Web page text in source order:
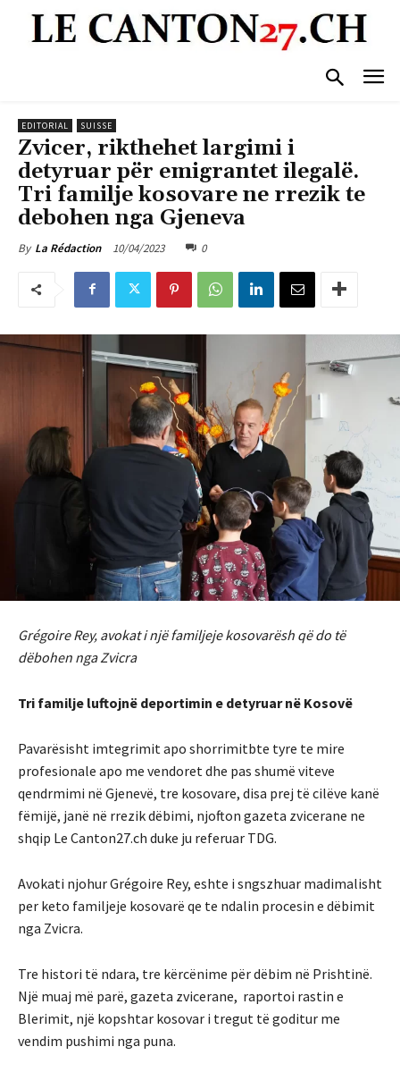
EDITORIAL SUISSE
Zvicer, rikthehet largimi i
detyruar për emigrantet ilegalë.
Tri familje kosovare ne rrezik te
debohen nga Gjeneva
By La Rédaction 10/04/2023 0
Grégoire Rey, avokat i një familjeje kosovarësh që do të
dëbohen nga Zvicra
Tri familje luftojnë deportimin e detyruar në Kosovë
Pavarësisht imtegrimit apo shorrimitbte tyre te mire
profesionale apo me vendoret dhe pas shumë viteve
qendrmimi në Gjenevë, tre kosovare, disa prej të cilëve kanë
fëmijë, janë në rrezik dëbimi, njofton gazeta zvicerane ne
shqip Le Canton27.ch duke ju referuar TDG.
Avokati njohur Grégoire Rey, eshte i sngszhuar madimalisht
per keto familjeje kosovarë qe te ndalin procesin e dëbimit
nga Zvicra.
Tre histori të ndara, tre kërcënime për dëbim në Prishtinë.
Një muaj më parë, gazeta zvicerane, raportoi rastin e
Blerimit, një kopshtar kosovar i tregut të goditur me
vendim pushimi nga puna.